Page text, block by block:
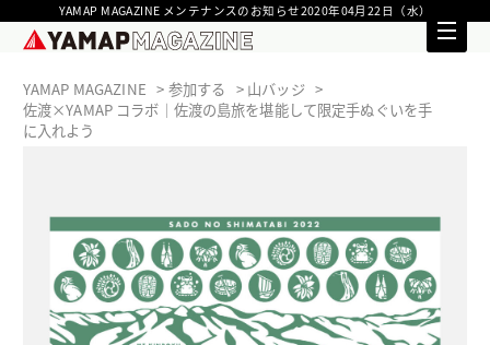
YAMAP MAGAZINE メンテナンスのお知らせ2020年04月22日（水）
YAMAP MAGAZINE 参加する
山バッジ
佐渡×YAMAP コラボ｜佐渡の島旅を堪能して限定手ぬぐいを手
に入れよう